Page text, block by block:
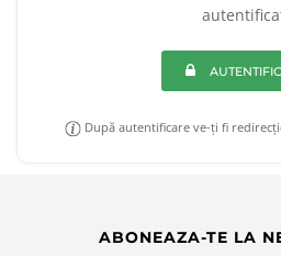
După autentificare ve-ți fi
ABONEAZA-TE LA